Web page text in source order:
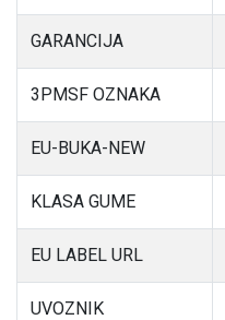
GARANCIJA
3PMSF OZNAKA
EU-BUKA-NEW
KLASA GUME
EU LABEL URL
UVOZNIK